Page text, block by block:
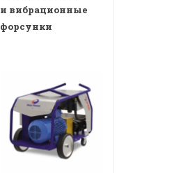
и вибрационные
форсунки